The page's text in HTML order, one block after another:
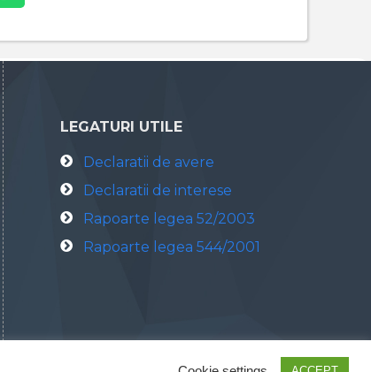
LEGATURI UTILE
Declaratii de avere
Declaratii de interese
Rapoarte legea 52/2003
Rapoarte legea 544/2001